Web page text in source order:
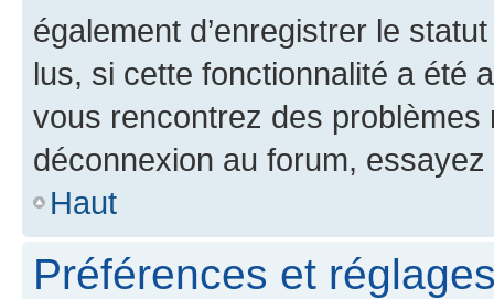
également d’enregistrer le
lus, si cette fonctionnalité a été
vous rencontrez des
déconnexion au forum,
Haut
Préférences et